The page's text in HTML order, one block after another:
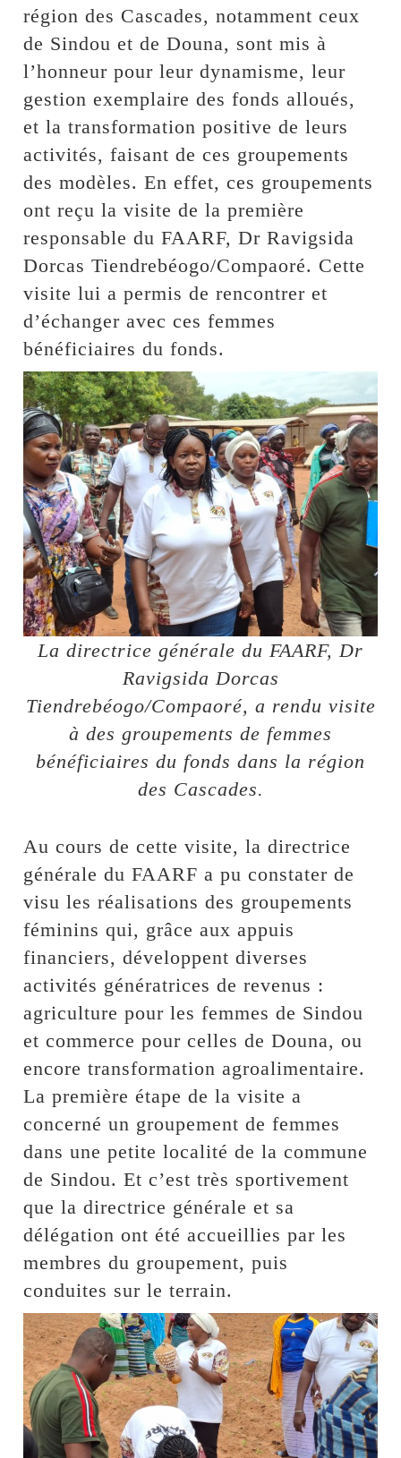
région des Cascades, notamment ceux
de Sindou et de Douna, sont mis à
l’honneur pour leur dynamisme, leur
gestion exemplaire des fonds alloués,
et la transformation positive de leurs
activités, faisant de ces groupements
des modèles. En effet, ces groupements
ont reçu la visite de la première
responsable du FAARF, Dr Ravigsida
Dorcas Tiendrebéogo/Compaoré. Cette
visite lui a permis de rencontrer et
d’échanger avec ces femmes
bénéficiaires du fonds.
La directrice générale du FAARF, Dr
Ravigsida Dorcas
Tiendrebéogo/Compaoré, a rendu visite
à des groupements de femmes
bénéficiaires du fonds dans la région
des Cascades.
Au cours de cette visite, la directrice
générale du FAARF a pu constater de
visu les réalisations des groupements
féminins qui, grâce aux appuis
financiers, développent diverses
activités génératrices de revenus :
agriculture pour les femmes de Sindou
et commerce pour celles de Douna, ou
encore transformation agroalimentaire.
La première étape de la visite a
concerné un groupement de femmes
dans une petite localité de la commune
de Sindou. Et c’est très sportivement
que la directrice générale et sa
délégation ont été accueillies par les
membres du groupement, puis
conduites sur le terrain.